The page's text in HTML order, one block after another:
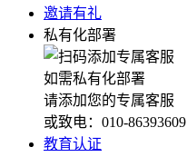
邀请有礼
私有化部署
如需私有化部署
请添加您的专属客服
或致电：010-86393609
教育认证